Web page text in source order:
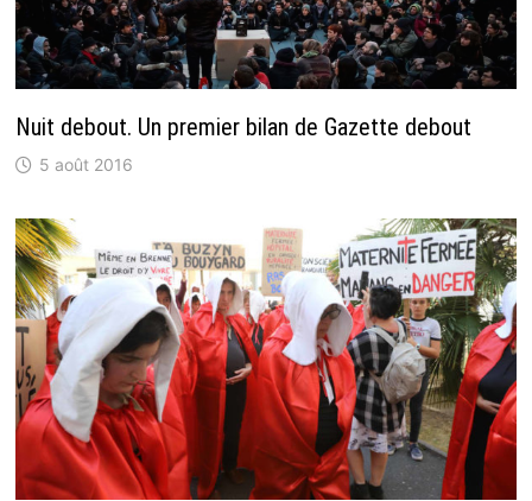
Nuit debout. Un premier bilan de Gazette debout
5 août 2016